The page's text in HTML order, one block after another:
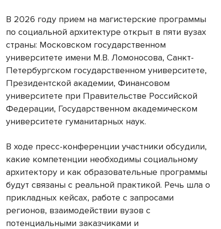
В 2026 году прием на магистерские программы
по социальной архитектуре открыт в пяти вузах
страны: Московском государственном
университете имени М.В. Ломоносова, Санкт-
Петербургском государственном университете,
Президентской академии, Финансовом
университете при Правительстве Российской
Федерации, Государственном академическом
университете гуманитарных наук.
В ходе пресс-конференции участники обсудили,
какие компетенции необходимы социальному
архитектору и как образовательные программы
будут связаны с реальной практикой. Речь шла о
прикладных кейсах, работе с запросами
регионов, взаимодействии вузов с
потенциальными заказчиками и